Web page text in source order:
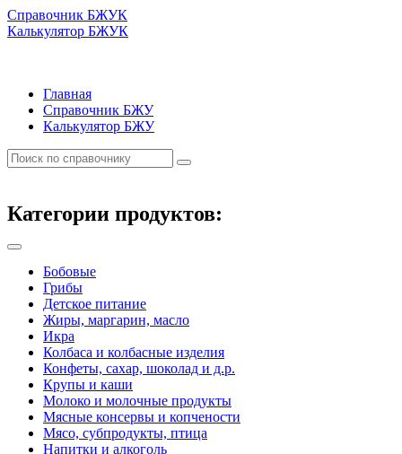
Справочник БЖУК
Калькулятор БЖУК
Главная
Справочник БЖУ
Калькулятор БЖУ
Категории продуктов:
Бобовые
Грибы
Детское питание
Жиры, маргарин, масло
Икра
Колбаса и колбасные изделия
Конфеты, сахар, шоколад и д.р.
Крупы и каши
Молоко и молочные продукты
Мясные консервы и копчености
Мясо, субпродукты, птица
Напитки и алкоголь